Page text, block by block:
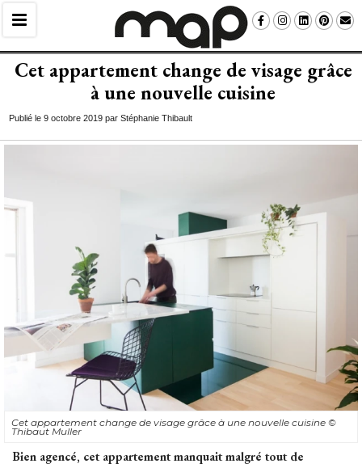
Cet appartement change de visage grâce
à une nouvelle cuisine
Publié le 9 octobre 2019 par Stéphanie Thibault
Cet appartement change de visage grâce à une nouvelle cuisine ©
Thibaut Muller
Bien agencé, cet appartement manquait malgré tout de